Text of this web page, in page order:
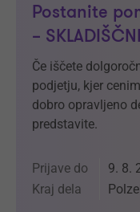
Postanite
–
Če iščete
podjetju, kjer
dobro opravljeno
predstavite.
Prijave do 9. 8.
Kraj dela